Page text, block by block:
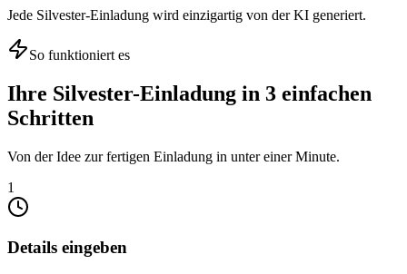
Jede Silvester-Einladung wird einzigartig von der KI generiert.
So funktioniert es
Ihre Silvester-Einladung in 3 einfachen
Schritten
Von der Idee zur fertigen Einladung in unter einer Minute.
1
Details eingeben